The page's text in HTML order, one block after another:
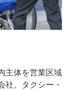
主体を営業区域
社。タクシー・